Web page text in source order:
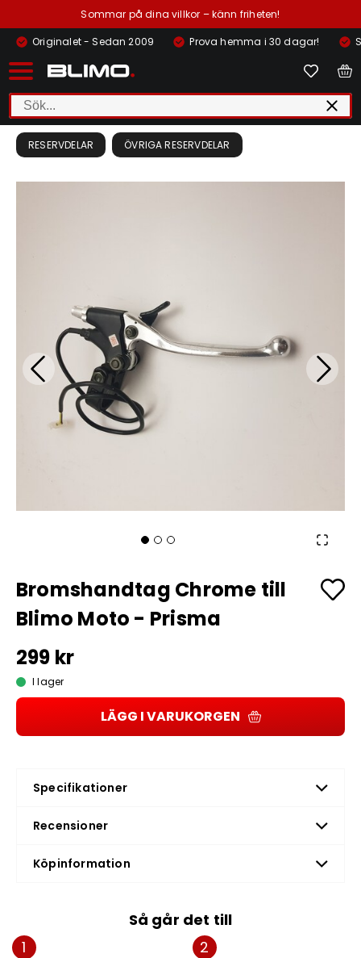
Sommar på dina villkor – känn friheten!
Originalet - Sedan 2009
Prova hemma i 30 dagar!
RESERVDELAR ÖVRIGA RESERVDELAR
Bromshandtag Chrome till
Blimo Moto - Prisma
299 kr
I lager
LÄGG I VARUKORGEN
Specifikationer
Recensioner
Köpinformation
Så går det till
1
2